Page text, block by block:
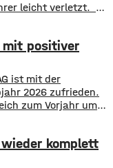
leicht verletzt.
Güntersleben
von
Fahrbahn. ​Der 17-
kam mit leichten
mit positiver
ist mit der
2026 zufrieden.
zum Vorjahr um
Patientinnen und
9 % mehr als
komplett